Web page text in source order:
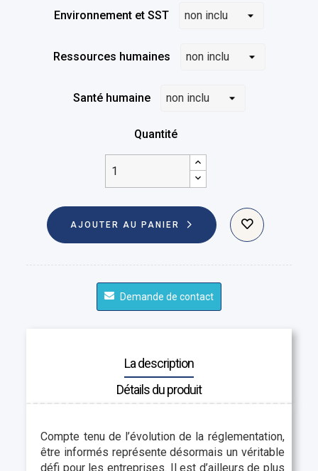
Environnement et SST
Ressources humaines
Santé humaine
Quantité
AJOUTER AU PANIER
Demande de contact
La description
Détails du produit
Compte tenu de l’évolution de la réglementation,
être informés représente désormais un véritable
défi pour les entreprises. Il est d’ailleurs de plus